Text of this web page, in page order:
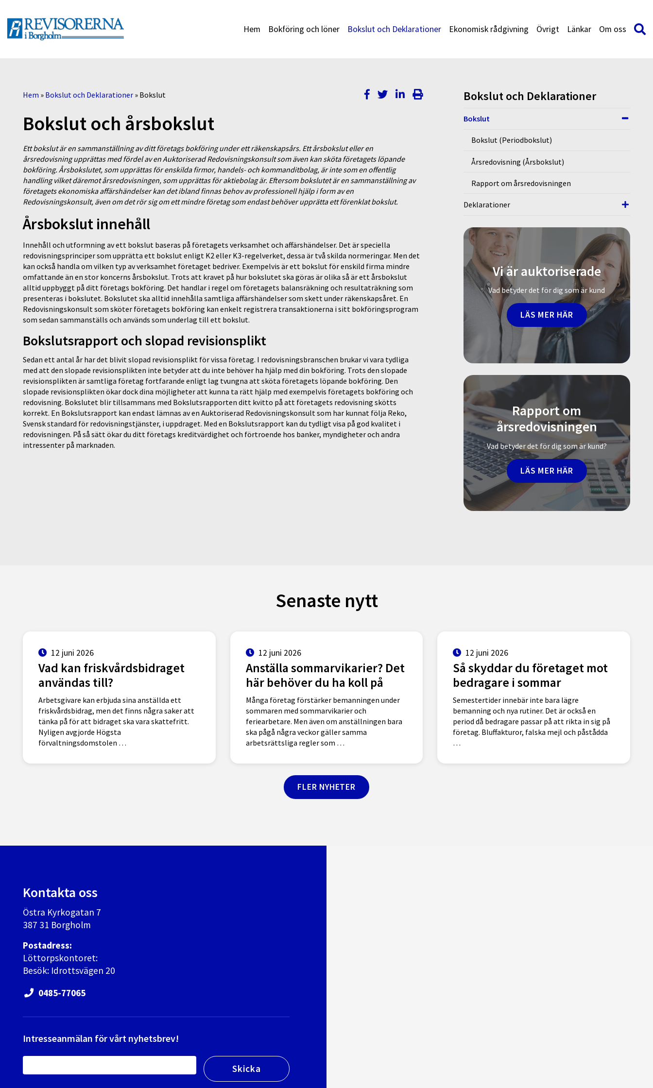
Hem Bokföring och löner Bokslut och Deklarationer Ekonomisk rådgivning Övrigt Länkar Om oss
Hem » Bokslut och Deklarationer » Bokslut
Bokslut och årsbokslut
Ett bokslut är en sammanställning av ditt företags bokföring under ett räkenskapsårs. Ett årsbokslut eller en
årsredovisning upprättas med fördel av en Auktoriserad Redovisningskonsult som även kan sköta företagets löpande
bokföring. Årsbokslutet, som upprättas för enskilda firmor, handels- och kommanditbolag, är inte som en offentlig
handling vilket däremot årsredovisningen, som upprättas för aktiebolag är. Eftersom bokslutet är en sammanställning av
företagets ekonomiska affärshändelser kan det ibland finnas behov av professionell hjälp i form av en
Redovisningskonsult, även om det rör sig om ett mindre företag som endast behöver upprätta ett förenklat bokslut.
Årsbokslut innehåll
Innehåll och utformning av ett bokslut baseras på företagets verksamhet och affärshändelser. Det är speciella
redovisningsprinciper som upprätta ett bokslut enligt K2 eller K3-regelverket, dessa är två skilda normeringar. Men det
kan också handla om vilken typ av verksamhet företaget bedriver. Exempelvis är ett bokslut för enskild firma mindre
omfattande än en stor koncerns årsbokslut. Trots att kravet på hur bokslutet ska göras är olika så är ett årsbokslut
alltid uppbyggt på ditt företags bokföring. Det handlar i regel om företagets balansräkning och resultaträkning som
presenteras i bokslutet. Bokslutet ska alltid innehålla samtliga affärshändelser som skett under räkenskapsåret. En
Redovisningskonsult som sköter företagets bokföring kan enkelt registrera transaktionerna i sitt bokföringsprogram
som sedan sammanställs och används som underlag till ett bokslut.
Bokslutsrapport och slopad revisionsplikt
Sedan ett antal år har det blivit slopad revisionsplikt för vissa företag. I redovisningsbranschen brukar vi vara tydliga
med att den slopade revisionsplikten inte betyder att du inte behöver ha hjälp med din bokföring. Trots den slopade
revisionsplikten är samtliga företag fortfarande enligt lag tvungna att sköta företagets löpande bokföring. Den
slopade revisionsplikten ökar dock dina möjligheter att kunna ta rätt hjälp med exempelvis företagets bokföring och
redovisning. Bokslutet blir tillsammans med Bokslutsrapporten ditt kvitto på att företagets redovisning skötts
korrekt. En Bokslutsrapport kan endast lämnas av en Auktoriserad Redovisningskonsult som har kunnat följa Reko,
Svensk standard för redovisningstjänster, i uppdraget. Med en Bokslutsrapport kan du tydligt visa på god kvalitet i
redovisningen. På så sätt ökar du ditt företags kreditvärdighet och förtroende hos banker, myndigheter och andra
intressenter på marknaden.
Bokslut och Deklarationer
Bokslut
Bokslut (Periodbokslut)
Årsredovisning (Årsbokslut)
Rapport om årsredovisningen
Deklarationer
Vi är auktoriserade
Vad betyder det för dig som är kund
LÄS MER HÄR
Rapport om
årsredovisningen
Vad betyder det för dig som är kund?
LÄS MER HÄR
Senaste nytt
12 juni 2026
Vad kan friskvårdsbidraget
användas till?
Arbetsgivare kan erbjuda sina anställda ett
friskvårdsbidrag, men det finns några saker att
tänka på för att bidraget ska vara skattefritt.
Nyligen avgjorde Högsta
förvaltningsdomstolen …
12 juni 2026
Anställa sommarvikarier? Det
här behöver du ha koll på
Många företag förstärker bemanningen under
sommaren med sommarvikarier och
feriearbetare. Men även om anställningen bara
ska pågå några veckor gäller samma
arbetsrättsliga regler som …
12 juni 2026
Så skyddar du företaget mot
bedragare i sommar
Semestertider innebär inte bara lägre
bemanning och nya rutiner. Det är också en
period då bedragare passar på att rikta in sig på
företag. Bluffakturor, falska mejl och påstådda
…
FLER NYHETER
Kontakta oss
Östra Kyrkogatan 7
387 31 Borgholm
Postadress:
Löttorpskontoret:
Besök: Idrottsvägen 20
0485-77065
Intresseanmälan för vårt nyhetsbrev!